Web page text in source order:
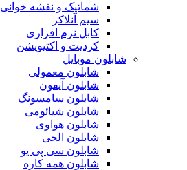
شماتیک و نقشه خوانی
سیم آنلاکر
کابل نرم افزاری
کردیت و اکتیویشن
شابلون موبایل
شابلون معمولی
شابلون آیفون
شابلون سامسونگ
شابلون شیائومی
شابلون هواوی
شابلون الجی
شابلون سی پی یو
شابلون همه کاره